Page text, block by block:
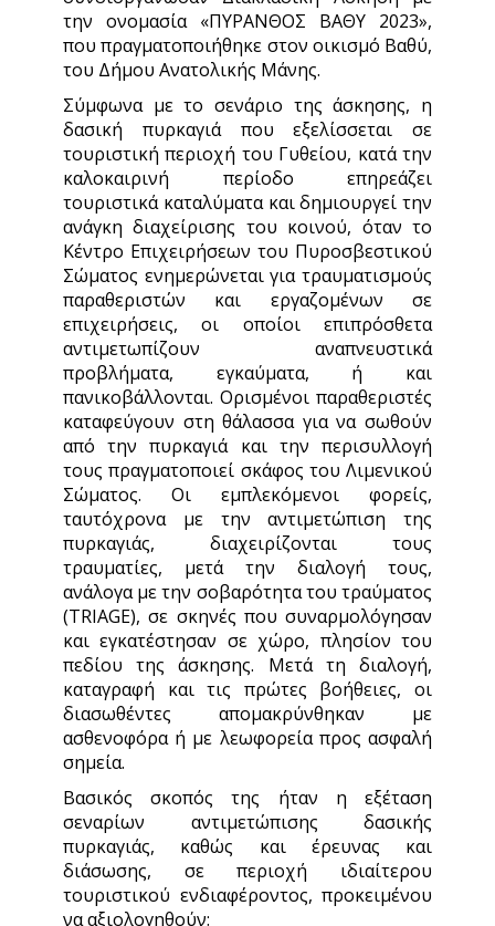
την ονομασία «ΠΥΡΑΝΘΟΣ ΒΑΘΥ 2023»,
που πραγματοποιήθηκε στον οικισμό Βαθύ,
του Δήμου Ανατολικής Μάνης.
Σύμφωνα με το σενάριο της άσκησης, η
δασική πυρκαγιά που εξελίσσεται σε
τουριστική περιοχή του Γυθείου, κατά την
καλοκαιρινή περίοδο επηρεάζει
τουριστικά καταλύματα και δημιουργεί την
ανάγκη διαχείρισης του κοινού, όταν το
Κέντρο Επιχειρήσεων του Πυροσβεστικού
Σώματος ενημερώνεται για τραυματισμούς
παραθεριστών και εργαζομένων σε
επιχειρήσεις, οι οποίοι επιπρόσθετα
αντιμετωπίζουν αναπνευστικά
προβλήματα, εγκαύματα, ή και
πανικοβάλλονται. Ορισμένοι παραθεριστές
καταφεύγουν στη θάλασσα για να σωθούν
από την πυρκαγιά και την περισυλλογή
τους πραγματοποιεί σκάφος του Λιμενικού
Σώματος. Οι εμπλεκόμενοι φορείς,
ταυτόχρονα με την αντιμετώπιση της
πυρκαγιάς, διαχειρίζονται τους
τραυματίες, μετά την διαλογή τους,
ανάλογα με την σοβαρότητα του τραύματος
(TRIAGE), σε σκηνές που συναρμολόγησαν
και εγκατέστησαν σε χώρο, πλησίον του
πεδίου της άσκησης. Μετά τη διαλογή,
καταγραφή και τις πρώτες βοήθειες, οι
διασωθέντες απομακρύνθηκαν με
ασθενοφόρα ή με λεωφορεία προς ασφαλή
σημεία.
Βασικός σκοπός της ήταν η εξέταση
σεναρίων αντιμετώπισης δασικής
πυρκαγιάς, καθώς και έρευνας και
διάσωσης, σε περιοχή ιδιαίτερου
τουριστικού ενδιαφέροντος, προκειμένου
να αξιολογηθούν: